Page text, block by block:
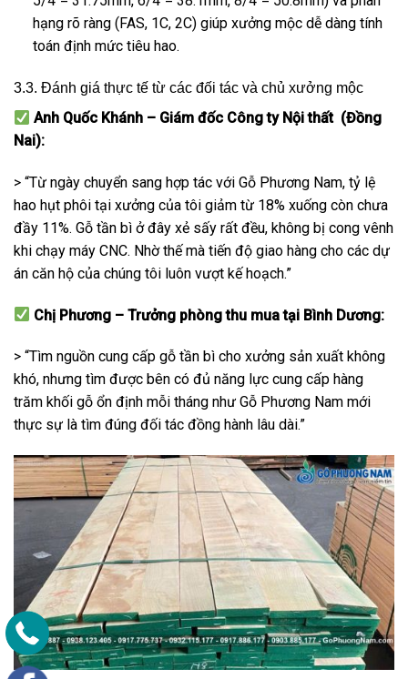
hạng rõ ràng (FAS, 1C, 2C) giúp xưởng mộc dễ dàng tính
toán định mức tiêu hao.
3.3. Đánh giá thực tế từ các đối tác và chủ xưởng mộc
Anh Quốc Khánh – Giám đốc Công ty Nội thất (Đồng
Nai):
> “Từ ngày chuyển sang hợp tác với Gỗ Phương Nam, tỷ lệ
hao hụt phôi tại xưởng của tôi giảm từ 18% xuống còn chưa
đầy 11%. Gỗ tần bì ở đây xẻ sấy rất đều, không bị cong vênh
khi chạy máy CNC. Nhờ thế mà tiến độ giao hàng cho các dự
án căn hộ của chúng tôi luôn vượt kế hoạch.”
Chị Phương – Trưởng phòng thu mua tại Bình Dương:
> “Tìm nguồn cung cấp gỗ tần bì cho xưởng sản xuất không
khó, nhưng tìm được bên có đủ năng lực cung cấp hàng
trăm khối gỗ ổn định mỗi tháng như Gỗ Phương Nam mới
thực sự là tìm đúng đối tác đồng hành lâu dài.”